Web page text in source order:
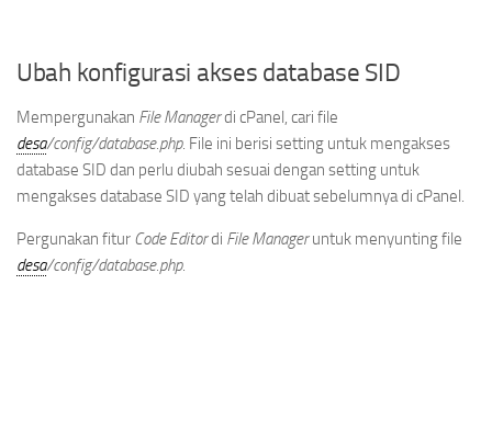
Ubah konfigurasi akses database SID
Mempergunakan File Managerdi cPanel, cari file
desa/config/database.php. File ini berisi setting untuk mengakses
database SID dan perlu diubah sesuai dengan setting untuk
mengakses database SID yang telah dibuat sebelumnya di cPanel.
Pergunakan fitur Code Editordi File Manageruntuk menyunting file
desa/config/database.php.